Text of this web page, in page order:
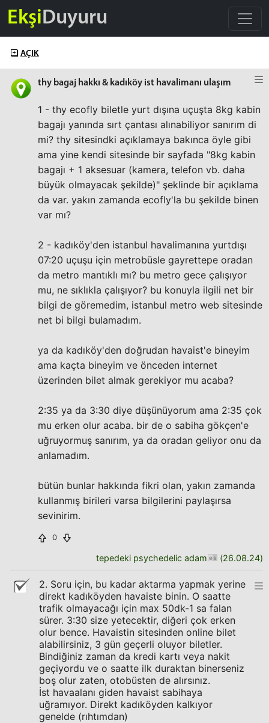
EkşiDuyuru
AÇIK
thy bagaj hakkı & kadıköy ist havalimanı ulaşım
1 - thy ecofly biletle yurt dışına uçuşta 8kg kabin
bagajı yanında sırt çantası alınabiliyor sanırım di
mi? thy sitesindki açıklamaya bakınca öyle gibi
ama yine kendi sitesinde bir sayfada "8kg kabin
bagajı + 1 aksesuar (kamera, telefon vb. daha
büyük olmayacak şekilde)" şeklinde bir açıklama
da var. yakın zamanda ecofly'la bu şekilde binen
var mı?
2 - kadıköy'den istanbul havalimanına yurtdışı
07:20 uçuşu için metrobüsle gayrettepe oradan
da metro mantıklı mı? bu metro gece çalışıyor
mu, ne sıklıkla çalışıyor? bu konuyla ilgili net bir
bilgi de göremedim, istanbul metro web sitesinde
net bi bilgi bulamadım.
ya da kadıköy'den doğrudan havaist'e bineyim
ama kaçta bineyim ve önceden internet
üzerinden bilet almak gerekiyor mu acaba?
2:35 ya da 3:30 diye düşünüyorum ama 2:35 çok
mu erken olur acaba. bir de o sabiha gökçen'e
uğruyormuş sanırım, ya da oradan geliyor onu da
anlamadım.
bütün bunlar hakkında fikri olan, yakın zamanda
kullanmış birileri varsa bilgilerini paylaşırsa
sevinirim.
0
tepedeki psychedelic adam (26.08.24)
2. Soru için, bu kadar aktarma yapmak yerine
direkt kadıköyden havaiste binin. O saatte
trafik olmayacağı için max 50dk-1 sa falan
sürer. 3:30 size yetecektir, diğeri çok erken
olur bence. Havaistin sitesinden online bilet
alabilirsiniz, 3 gün geçerli oluyor biletler.
Bindiğiniz zaman da kredi kartı veya nakit
geçiyordu ve o saatte ilk duraktan binerseniz
boş olur zaten, otobüsten de alırsınız.
İst havaalanı giden havaist sabihaya
uğramıyor. Direkt kadıköyden kalkıyor
genelde (rıhtımdan)